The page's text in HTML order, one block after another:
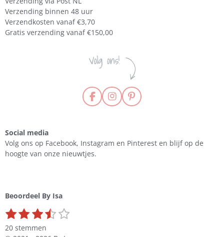
Verzending binnen 48 uur
Verzendkosten vanaf €3,70
Gratis verzending vanaf €150,00
F
a
o
o
I
n
g
P
i
r
Social media
Volg ons op Facebook, Instagram en Pinterest en blijf op de
hoogte van onze nieuwtjes.
Beoordeel By Isa
R
a
t
1
s
2
s
3
s
4
s
5 S
20 stemmen